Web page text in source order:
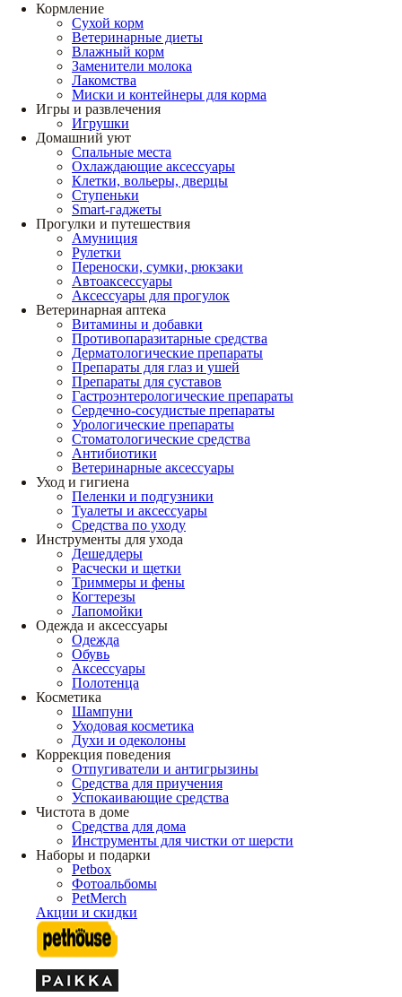
Кормление
Сухой корм
Ветеринарные диеты
Влажный корм
Заменители молока
Лакомства
Миски и контейнеры для корма
Игры и развлечения
Игрушки
Домашний уют
Спальные места
Охлаждающие аксессуары
Клетки, вольеры, дверцы
Ступеньки
Smart-гаджеты
Прогулки и путешествия
Амуниция
Рулетки
Переноски, сумки, рюкзаки
Автоаксессуары
Аксессуары для прогулок
Ветеринарная аптека
Витамины и добавки
Противопаразитарные средства
Дерматологические препараты
Препараты для глаз и ушей
Препараты для суставов
Гастроэнтерологические препараты
Сердечно-сосудистые препараты
Урологические препараты
Стоматологические средства
Антибиотики
Ветеринарные аксессуары
Уход и гигиена
Пеленки и подгузники
Туалеты и аксессуары
Средства по уходу
Инструменты для ухода
Дешеддеры
Расчески и щетки
Триммеры и фены
Когтерезы
Лапомойки
Одежда и аксессуары
Одежда
Обувь
Аксессуары
Полотенца
Косметика
Шампуни
Уходовая косметика
Духи и одеколоны
Коррекция поведения
Отпугиватели и антигрызины
Средства для приучения
Успокаивающие средства
Чистота в доме
Средства для дома
Инструменты для чистки от шерсти
Наборы и подарки
Petbox
Фотоальбомы
PetMerch
Акции и скидки